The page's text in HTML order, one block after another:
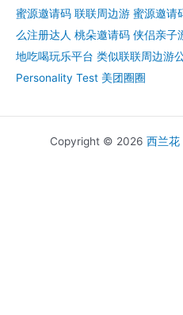
蜜源邀请码 联联周边游 蜜源邀请
么注册达人 桃朵邀请码 侠侣亲子
地吃喝玩乐平台 类似联联周边游
Personality Test 美团圈圈
Copyright © 2026 西兰花